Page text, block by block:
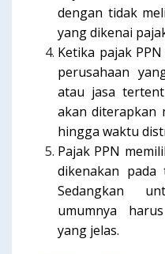
dengan tidak
yang dikenai
Ketika pajak
perusahaan
atau jasa
akan diterapkan
hingga waktu
Pajak PPN
dikenakan pada
Sedangkan
umumnya
yang jelas.